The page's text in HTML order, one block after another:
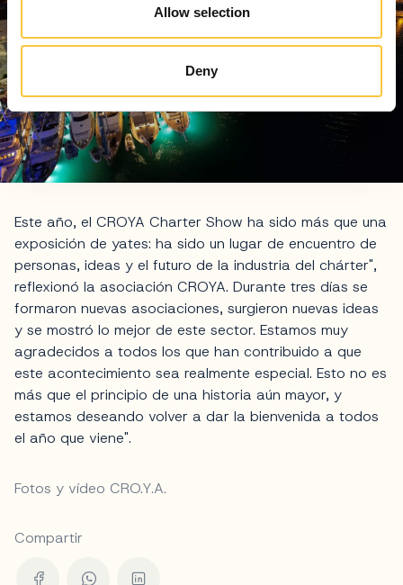
Allow selection
Deny
Este año, el CROYA Charter Show ha sido más que una
exposición de yates: ha sido un lugar de encuentro de
personas, ideas y el futuro de la industria del chárter",
reflexionó la asociación CROYA. Durante tres días se
formaron nuevas asociaciones, surgieron nuevas ideas
y se mostró lo mejor de este sector. Estamos muy
agradecidos a todos los que han contribuido a que
este acontecimiento sea realmente especial. Esto no es
más que el principio de una historia aún mayor, y
estamos deseando volver a dar la bienvenida a todos
el año que viene".
Fotos y vídeo CRO.Y.A.
Compartir